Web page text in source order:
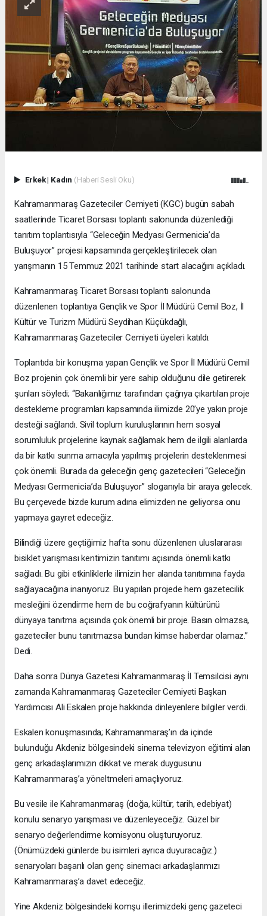
Erkek| Kadın (Haberi Sesli Oku)
Kahramanmaraş Gazeteciler Cemiyeti (KGC) bugün sabah
saatlerinde Ticaret Borsası toplantı salonunda düzenlediği
tanıtım toplantısıyla “Geleceğin Medyası Germenicia’da
Buluşuyor” projesi kapsamında gerçekleştirilecek olan
yarışmanın 15 Temmuz 2021 tarihinde start alacağını açıkladı.
Kahramanmaraş Ticaret Borsası toplantı salonunda
düzenlenen toplantıya Gençlik ve Spor İl Müdürü Cemil Boz, İl
Kültür ve Turizm Müdürü Seydihan Küçükdağlı,
Kahramanmaraş Gazeteciler Cemiyeti üyeleri katıldı.
Toplantıda bir konuşma yapan Gençlik ve Spor İl Müdürü Cemil
Boz projenin çok önemli bir yere sahip olduğunu dile getirerek
şunları söyledi; “Bakanlığımız tarafından çağrıya çıkartılan proje
destekleme programları kapsamında ilimizde 20’ye yakın proje
desteği sağlandı. Sivil toplum kuruluşlarının hem sosyal
sorumluluk projelerine kaynak sağlamak hem de ilgili alanlarda
da bir katkı sunma amacıyla yapılmış projelerin desteklenmesi
çok önemli. Burada da geleceğin genç gazetecileri “Geleceğin
Medyası Germenicia’da Buluşuyor” sloganıyla bir araya gelecek.
Bu çerçevede bizde kurum adına elimizden ne geliyorsa onu
yapmaya gayret edeceğiz.
Bilindiği üzere geçtiğimiz hafta sonu düzenlenen uluslararası
bisiklet yarışması kentimizin tanıtımı açısında önemli katkı
sağladı. Bu gibi etkinliklerle ilimizin her alanda tanıtımına fayda
sağlayacağına inanıyoruz. Bu yapılan projede hem gazetecilik
mesleğini özendirme hem de bu coğrafyanın kültürünü
dünyaya tanıtma açısında çok önemli bir proje. Basın olmazsa,
gazeteciler bunu tanıtmazsa bundan kimse haberdar olamaz.”
Dedi.
Daha sonra Dünya Gazetesi Kahramanmaraş İl Temsilcisi aynı
zamanda Kahramanmaraş Gazeteciler Cemiyeti Başkan
Yardımcısı Ali Eskalen proje hakkında dinleyenlere bilgiler verdi.
Eskalen konuşmasında; Kahramanmaraş’ın da içinde
bulunduğu Akdeniz bölgesindeki sinema televizyon eğitimi alan
genç arkadaşlarımızın dikkat ve merak duygusunu
Kahramanmaraş’a yöneltmeleri amaçlıyoruz.
Bu vesile ile Kahramanmaraş (doğa, kültür, tarih, edebiyat)
konulu senaryo yarışması ve düzenleyeceğiz. Güzel bir
senaryo değerlendirme komisyonu oluşturuyoruz.
(Önümüzdeki günlerde bu isimleri ayrıca duyuracağız.)
senaryoları başarılı olan genç sinemacı arkadaşlarımızı
Kahramanmaraş’a davet edeceğiz.
Yine Akdeniz bölgesindeki komşu illerimizdeki genç gazeteci